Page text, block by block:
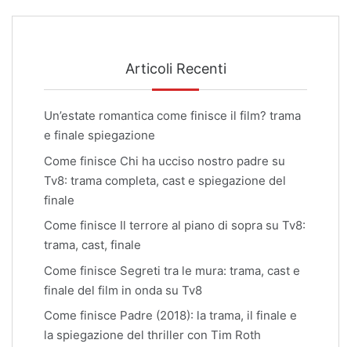
Articoli Recenti
Un’estate romantica come finisce il film? trama
e finale spiegazione
Come finisce Chi ha ucciso nostro padre su
Tv8: trama completa, cast e spiegazione del
finale
Come finisce Il terrore al piano di sopra su Tv8:
trama, cast, finale
Come finisce Segreti tra le mura: trama, cast e
finale del film in onda su Tv8
Come finisce Padre (2018): la trama, il finale e
la spiegazione del thriller con Tim Roth